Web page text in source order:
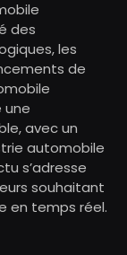
des
les
de
une
avec un
automobile
s’adresse
souhaitant
en temps réel.